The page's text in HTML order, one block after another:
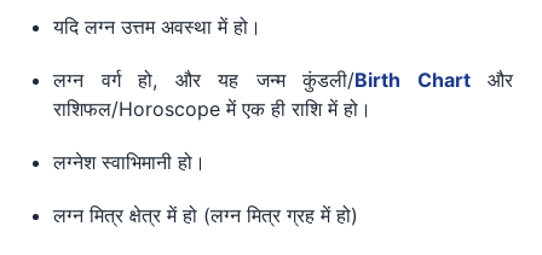
यदि लग्न उत्तम अवस्था में हो।
लग्न वर्ग हो, और यह जन्म कुंडली/Birth Chartऔर
राशिफल/Horoscope में एक ही राशि में हो।
लग्नेश स्वाभिमानी हो।
लग्न मित्र क्षेत्र में हो (लग्न मित्र ग्रह में हो)